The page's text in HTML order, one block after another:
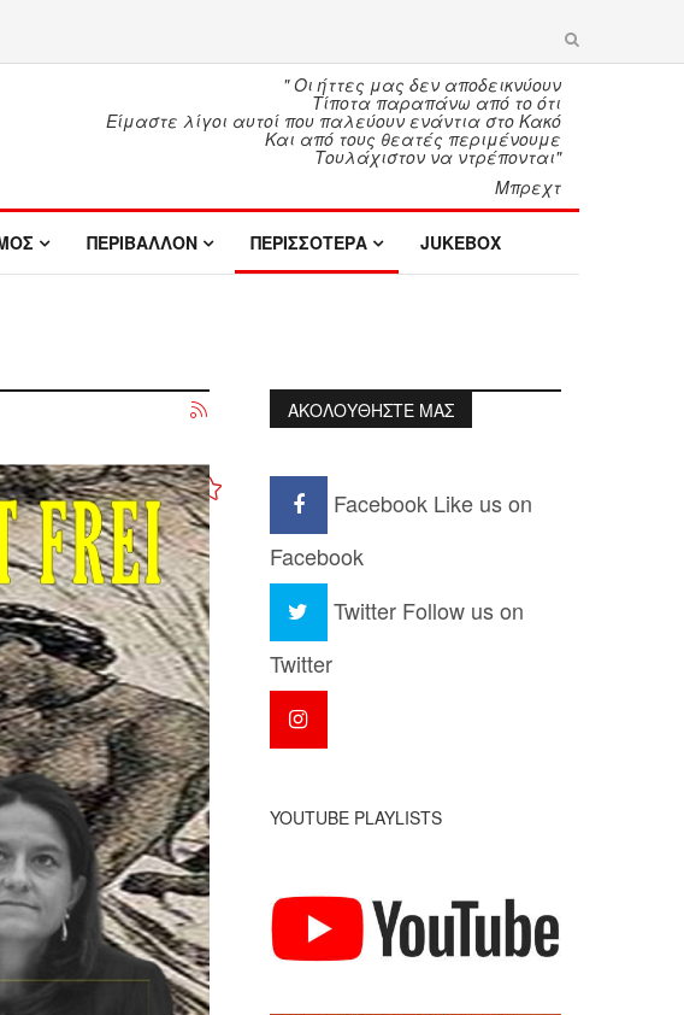
" Οι ήττες μας δεν αποδεικνύουν
Τίποτα παραπάνω από το ότι
Είμαστε λίγοι αυτοί που παλεύουν ενάντια στο Κακό
Και από τους θεατές περιμένουμε
Τουλάχιστον να ντρέπονται"
Μπρεχτ
ΠΕΡΙΒΑΛΛΟΝ ΠΕΡΙΣΣΟΤΕΡΑ JUKEBOX
ΑΚΟΛΟΥΘΗΣΤΕ ΜΑΣ
Facebook Like us on
Facebook
Twitter Follow us on
Twitter
YOUTUBE PLAYLISTS